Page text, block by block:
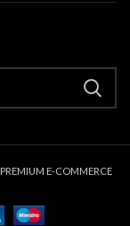
. PREMIUM E-COMMERCE